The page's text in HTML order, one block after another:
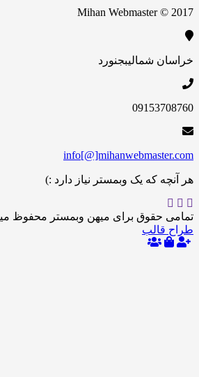
Mihan Webmaster
شمالیبجنورد
که یک وبمستر نیاز دارد :)
برای میهن وبمستر محفوظ میباشد.